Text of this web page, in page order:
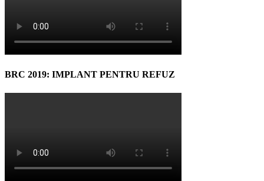
BRC 2019: IMPLANT PENTRU REFUZ